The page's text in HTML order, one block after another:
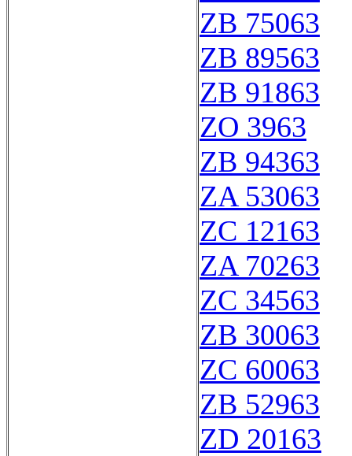
ZB 75063
ZB 89563
ZB 91863
ZO 3963
ZB 94363
ZA 53063
ZC 12163
ZA 70263
ZC 34563
ZB 30063
ZC 60063
ZB 52963
ZD 20163